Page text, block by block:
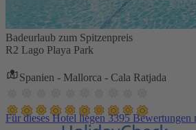
Badeurlaub zum Spitzenpreis
R2 Lago Playa Park
Spanien - Mallorca - Cala Ratjada
Für dieses Hotel liegen 3395 Bewertungen